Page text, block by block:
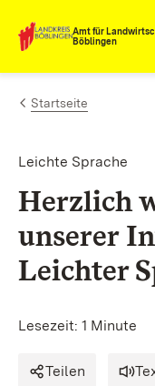
Zum Inhalt
Amt für
Böblingen
Startseite
Leichte Sprache
Herzlich
unserer
Leichter
Lesezeit: 1 Minute
Teilen